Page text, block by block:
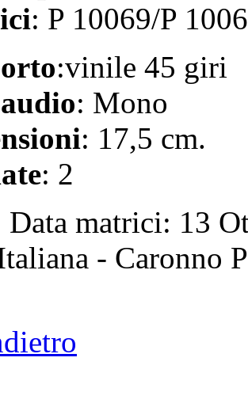
: P 10069/P
:vinile 45 giri
: Mono
: 17,5 cm.
: 2
Data matrici: 13
- Caronno